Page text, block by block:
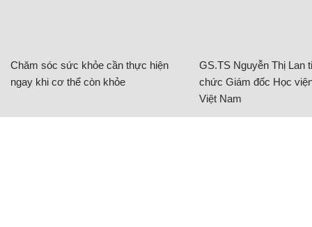
Chăm sóc sức khỏe cần thực hiện
ngay khi cơ thể còn khỏe
GS.TS Nguyễn Thị Lan
chức Giám đốc Học
Việt Nam